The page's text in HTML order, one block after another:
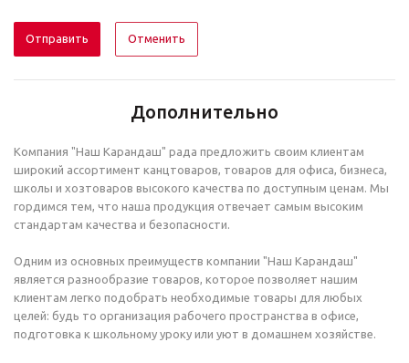
Отменить
Дополнительно
Компания "Наш Карандаш" рада предложить своим клиентам
широкий ассортимент канцтоваров, товаров для офиса, бизнеса,
школы и хозтоваров высокого качества по доступным ценам. Мы
гордимся тем, что наша продукция отвечает самым высоким
стандартам качества и безопасности.
Одним из основных преимуществ компании "Наш Карандаш"
является разнообразие товаров, которое позволяет нашим
клиентам легко подобрать необходимые товары для любых
целей: будь то организация рабочего пространства в офисе,
подготовка к школьному уроку или уют в домашнем хозяйстве.